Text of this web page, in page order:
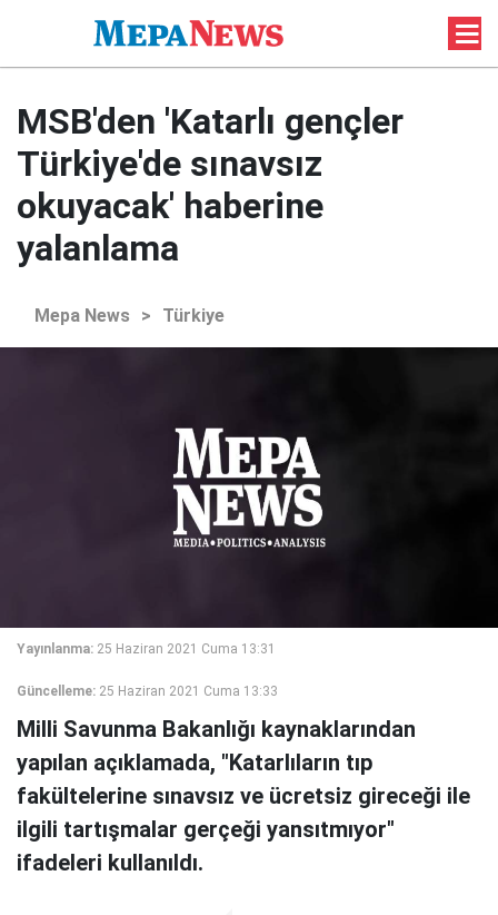
MSB'den 'Katarlı gençler
Türkiye'de sınavsız
okuyacak' haberine
yalanlama
Mepa News > Türkiye
Yayınlanma: 25 Haziran 2021 Cuma 13:31
Güncelleme: 25 Haziran 2021 Cuma 13:33
Milli Savunma Bakanlığı kaynaklarından
yapılan açıklamada, "Katarlıların tıp
fakültelerine sınavsız ve ücretsiz gireceği ile
ilgili tartışmalar gerçeği yansıtmıyor"
ifadeleri kullanıldı.